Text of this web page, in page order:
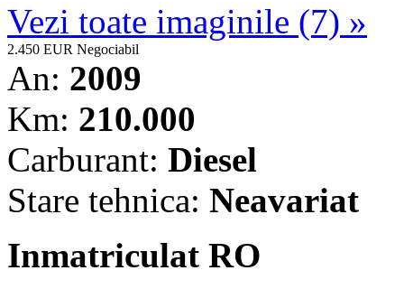
Vezi toate imaginile (7) »
2.450 EUR Negociabil
An: 2009
Km: 210.000
Carburant: Diesel
Stare tehnica: Neavariat
Inmatriculat RO